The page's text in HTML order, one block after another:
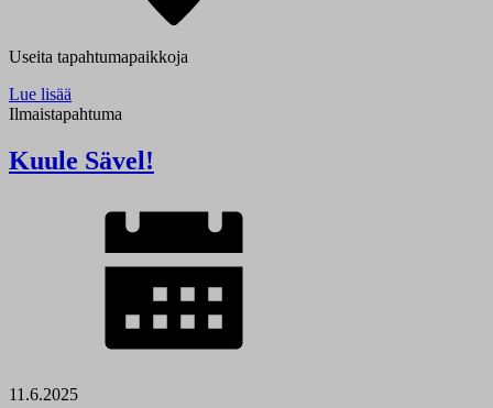
Useita tapahtumapaikkoja
Lue lisää
Ilmaistapahtuma
Kuule Sävel!
11.6.2025